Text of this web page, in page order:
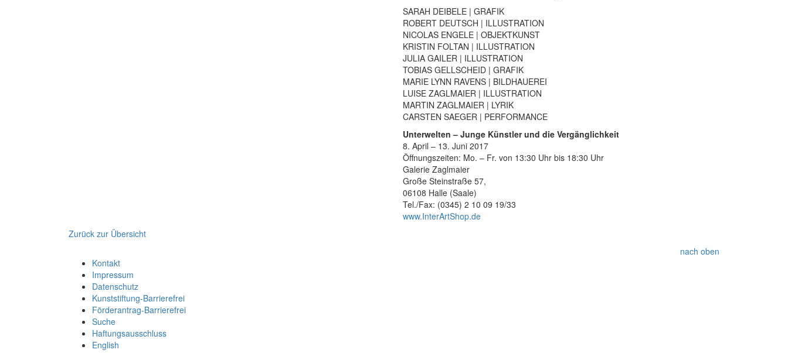
SARAH DEIBELE | GRAFIK
ROBERT DEUTSCH | ILLUSTRATION
NICOLAS ENGELE | OBJEKTKUNST
KRISTIN FOLTAN | ILLUSTRATION
JULIA GAILER | ILLUSTRATION
TOBIAS GELLSCHEID | GRAFIK
MARIE LYNN RAVENS | BILDHAUEREI
LUISE ZAGLMAIER | ILLUSTRATION
MARTIN ZAGLMAIER | LYRIK
CARSTEN SAEGER | PERFORMANCE
Unterwelten – Junge Künstler und die Vergänglichkeit
8. April – 13. Juni 2017
Öffnungszeiten: Mo. – Fr. von 13:30 Uhr bis 18:30 Uhr
Galerie Zaglmaier
Große Steinstraße 57,
06108 Halle (Saale)
Tel./Fax: (0345) 2 10 09 19/33
www.InterArtShop.de
Zurück zur Übersicht
nach oben
Kontakt
Impressum
Datenschutz
Kunststiftung-Barrierefrei
Förderantrag-Barrierefrei
Suche
Haftungsausschluss
English